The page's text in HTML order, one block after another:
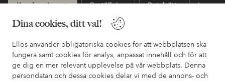
Dina cookies, ditt val!
Ellos använder obligatoriska cookies för att webbplatsen ska
fungera samt cookies för analys, anpassat innehåll och för att
ge dig en mer relevant upplevelse på vår webbplats. Denna
persondatan och dessa cookies delar vi med de annons- och
Kundservice Beställning Betalsätt
Mina sidor
Om Ellos